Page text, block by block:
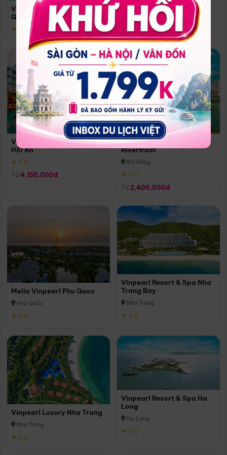
Vinpearl Resort & Spa Phu
Quoc
★ 5.0
Quoc
Phú Quốc
★ 5.0
Vinpearl Resort & Golf Nam
Hội An
★ 5.0
Từ 4,150,000đ
Melia Vinpearl Danang
Riverfront
Đà Nẵng
★ 5.0
Từ 2,400,000đ
Melia Vinpearl Phu Quoc
Phú Quốc
★ 5.0
Vinpearl Resort & Spa Nha
Trang Bay
Nha Trang
★ 5.0
Vinpearl Luxury Nha Trang
Nha Trang
★ 5.0
Vinpearl Resort & Spa Ha
Long
Hạ Long
★ 5.0